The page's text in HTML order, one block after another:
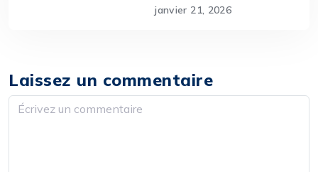
janvier 21, 2026
Laissez un commentaire